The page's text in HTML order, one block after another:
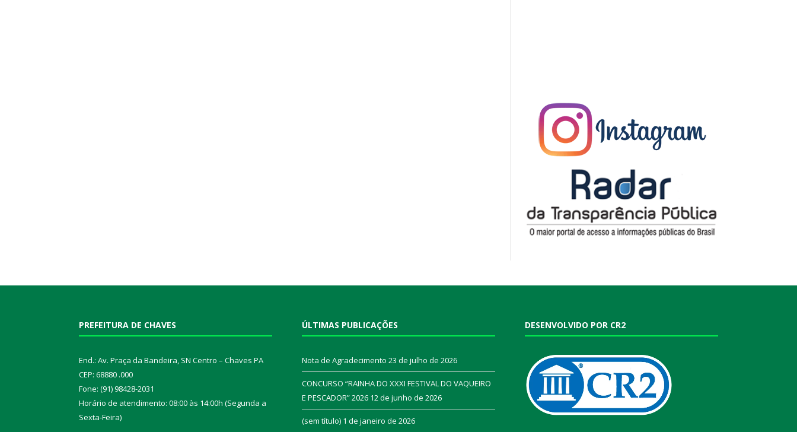
PREFEITURA DE CHAVES
End.: Av. Praça da Bandeira, SN Centro – Chaves PA
CEP: 68880 .000
Fone: (91) 98428-2031
Horário de atendimento: 08:00 às 14:00h (Segunda a
Sexta-Feira)
ÚLTIMAS PUBLICAÇÕES
Nota de Agradecimento 23 de julho de 2026
CONCURSO “RAINHA DO XXXI FESTIVAL DO VAQUEIRO
E PESCADOR” 2026 12 de junho de 2026
(sem título) 1 de janeiro de 2026
DESENVOLVIDO POR CR2